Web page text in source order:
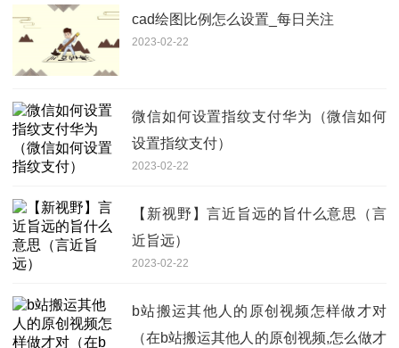
cad绘图比例怎么设置_每日关注
2023-02-22
微信如何设置指纹支付华为（微信如何
设置指纹支付）
2023-02-22
【新视野】言近旨远的旨什么意思（言
近旨远）
2023-02-22
b站搬运其他人的原创视频怎样做才对
（在b站搬运其他人的原创视频,怎么做才